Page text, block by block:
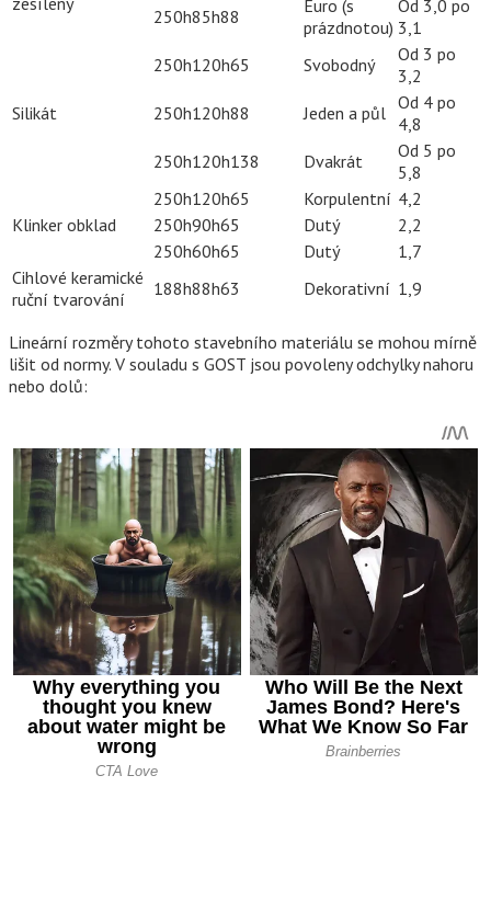
250h85h88
Euro (s
prázdnotou)
Od 3,0 po
3,1
Silikát
250h120h65 Svobodný
Od 3 po
3,2
250h120h88
Jeden a půl Od 4 po
4,8
250h120h138
Dvakrát
Od 5 po
5,8
Klinker obklad
250h120h65 Korpulentní 4,2
250h90h65
Dutý
2,2
250h60h65
Dutý
1,7
Cihlové keramické
ruční tvarování
188h88h63 Dekorativní 1,9
Lineární rozměry tohoto stavebního materiálu se mohou mírně
lišit od normy. V souladu s GOST jsou povoleny odchylky nahoru
nebo dolů: